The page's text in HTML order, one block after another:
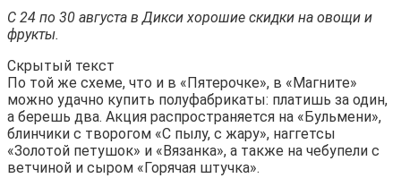
С 24 по 30 августа в Дикси хорошие скидки на овощи и
фрукты.
Скрытый текст
По той же схеме, что и в «Пятерочке», в «Магните»
можно удачно купить полуфабрикаты: платишь за один,
а берешь два. Акция распространяется на «Бульмени»,
блинчики с творогом «С пылу, с жару», наггетсы
«Золотой петушок» и «Вязанка», а также на чебупели с
ветчиной и сыром «Горячая штучка».